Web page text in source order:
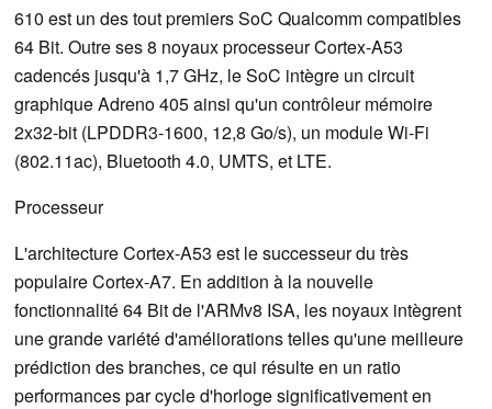
610 est un des tout premiers SoC Qualcomm compatibles
64 Bit. Outre ses 8 noyaux processeur Cortex-A53
cadencés jusqu'à 1,7 GHz, le SoC intègre un circuit
graphique Adreno 405 ainsi qu'un contrôleur mémoire
2x32-bit (LPDDR3-1600, 12,8 Go/s), un module Wi-Fi
(802.11ac), Bluetooth 4.0, UMTS, et LTE.
Processeur
L'architecture Cortex-A53 est le successeur du très
populaire Cortex-A7. En addition à la nouvelle
fonctionnalité 64 Bit de l'ARMv8 ISA, les noyaux intègrent
une grande variété d'améliorations telles qu'une meilleure
prédiction des branches, ce qui résulte en un ratio
performances par cycle d'horloge significativement en